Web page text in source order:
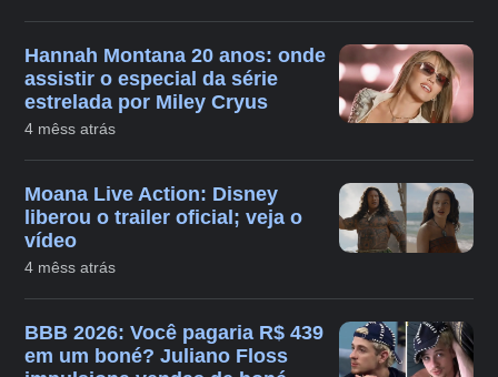
Hannah Montana 20 anos: onde
assistir o especial da série
estrelada por Miley Cryus
4 mêss atrás
Moana Live Action: Disney
liberou o trailer oficial; veja o
vídeo
4 mêss atrás
BBB 2026: Você pagaria R$ 439
em um boné? Juliano Floss